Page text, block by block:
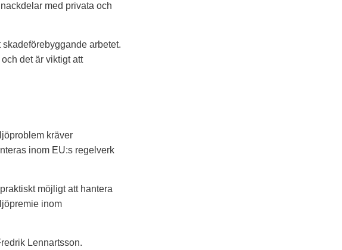
med privata och
arbetet.
det är viktigt att
kräver
inom EU:s regelverk
möjligt att hantera
inom
Lennartsson.